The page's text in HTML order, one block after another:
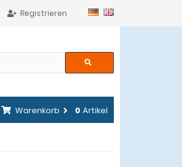
Registrieren
Warenkorb 0 Artikel